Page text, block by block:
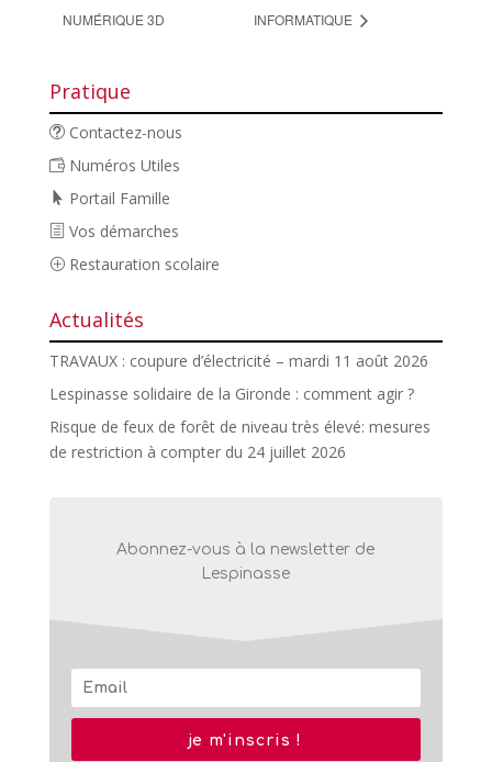
NUMÉRIQUE 3D
INFORMATIQUE
Pratique
Contactez-nous
Numéros Utiles
Portail Famille
Vos démarches
Restauration scolaire
Actualités
TRAVAUX : coupure d’électricité – mardi 11 août 2026
Lespinasse solidaire de la Gironde : comment agir ?
Risque de feux de forêt de niveau très élevé: mesures
de restriction à compter du 24 juillet 2026
Abonnez-vous à la newsletter de
Lespinasse
je m'inscris !